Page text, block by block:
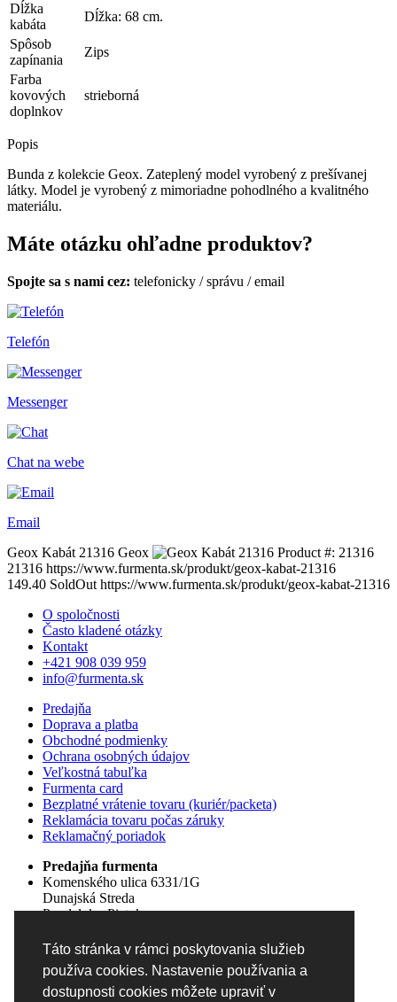
Táto stránka v rámci poskytovania služieb
používa cookies. Nastavenie používania a
dostupnosti cookies môžete upraviť v
Dĺžka
kabáta
Dĺžka: 68 cm.
Spôsob
zapínania
Zips
Farba
kovových
doplnkov
strieborná
Popis
Bunda z kolekcie Geox. Zateplený model vyrobený z prešívanej
látky. Model je vyrobený z mimoriadne pohodlného a kvalitného
materiálu.
Máte otázku ohľadne produktov?
Spojte sa s nami cez: telefonicky /správu /email
Telefón
Messenger
Chat na webe
Email
Geox Kabát 21316 Geox Product #: 21316
21316 https://www.furmenta.sk/produkt/geox-kabat-21316
149.40 SoldOut https://www.furmenta.sk/produkt/geox-kabat-21316
O spoločnosti
Často kladené otázky
Kontakt
+421 908 039 959
info@furmenta.sk
Predajňa
Doprava a platba
Obchodné podmienky
Ochrana osobných údajov
Veľkostná tabuľka
Furmenta card
Bezplatné vrátenie tovaru (kuriér/packeta)
Reklamácia tovaru počas záruky
Reklamačný poriadok
Predajňa furmenta
Komenského ulica 6331/1G
Dunajská Streda
Pondelok - Piatok
Sobota
09:00 - 12:00
Nedeľa
zatvorené